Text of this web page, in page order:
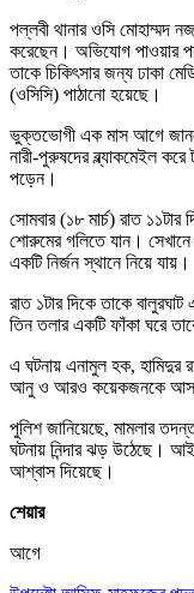
পল্লবী থানার ওসি মোহাম্মদ
করেছেন। অভিযোগ পাওয়ার
তাকে চিকিৎসার জন্য ঢাকা
(ওসিসি) পাঠানো হয়েছে।
ভুক্তভোগী এক মাস আগে জানতে
নারী-পুরুষদের ব্ল্যাকমেইল
পড়েন।
সোমবার (১৮ মার্চ) রাত ১১টার
শোরুমের গলিতে যান। সেখানে
একটি নির্জন স্থানে নিয়ে যায়।
রাত ১টার দিকে তাকে বালুরঘাট
তিন তলার একটি ফাঁকা ঘরে
এ ঘটনায় এনামুল হক, হামিদুর
আনু ও আরও কয়েকজনকে
পুলিশ জানিয়েছে, মামলার
ঘটনায় নিন্দার ঝড় উঠেছে।
আশ্বাস দিয়েছে।
শেয়ার
আগে